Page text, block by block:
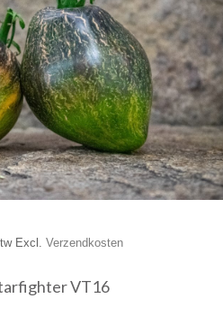
Excl. Verzendkosten
VT16